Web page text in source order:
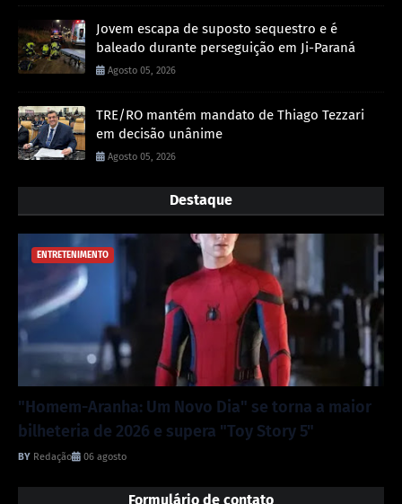
Jovem escapa de suposto sequestro e é
baleado durante perseguição em Ji-Paraná
Agosto 05, 2026
TRE/RO mantém mandato de Thiago Tezzari
em decisão unânime
Agosto 05, 2026
Destaque
ENTRETENIMENTO
"Homem-Aranha: Um Novo Dia" se torna a maior
bilheteria de 2026 e supera "Toy Story 5"
Redação 06 agosto
Formulário de contato